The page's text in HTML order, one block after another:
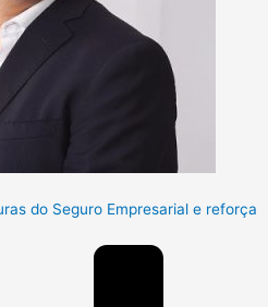
do Seguro Empresarial e reforça